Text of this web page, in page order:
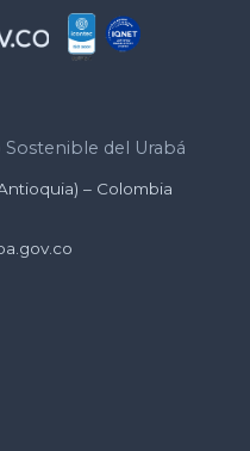
del Urabá
– Colombia